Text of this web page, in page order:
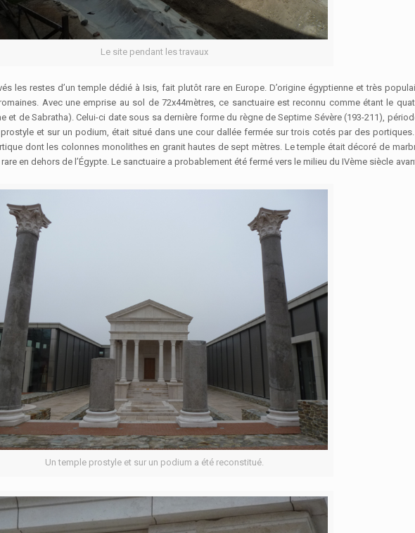
Le site pendant les travaux
les restes d’un temple dédié à Isis, fait plutôt rare en Europe. D’origine égyptienne et très
Avec une emprise au sol de 72x44mètres, ce sanctuaire est reconnu comme étant le
et de Sabratha). Celui-ci date sous sa dernière forme du règne de Septime Sévère (193-211),
et sur un podium, était situé dans une cour dallée fermée sur trois cotés par des
dont les colonnes monolithes en granit hautes de sept mètres. Le temple était décoré de
en dehors de l’Égypte. Le sanctuaire a probablement été fermé vers le milieu du IVème siècle
Un temple prostyle et sur un podium a été reconstitué.